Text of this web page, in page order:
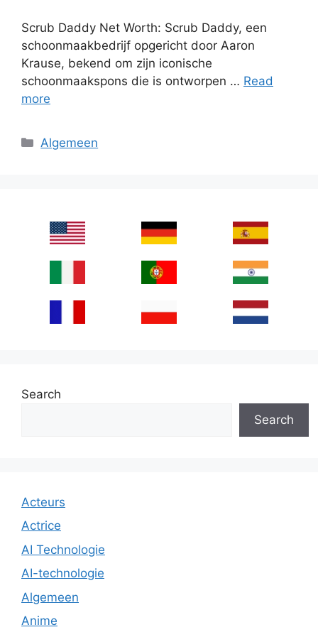
Scrub Daddy Net Worth: Scrub Daddy, een
schoonmaakbedrijf opgericht door Aaron
Krause, bekend om zijn iconische
schoonmaakspons die is ontworpen … Read
more
Categories
Algemeen
Search
Search
Acteurs
Actrice
AI Technologie
AI-technologie
Algemeen
Anime